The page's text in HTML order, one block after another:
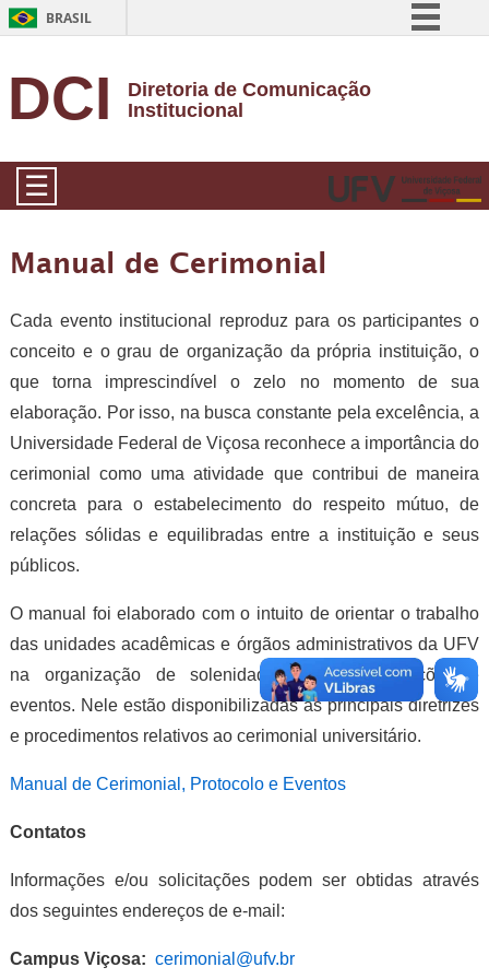
BRASIL
Comunica BR
Acesso à informação
Legislação
DCI
Diretoria de Comunicação
Institucional
☰
Manual de Cerimonial
Cada evento institucional reproduz para os participantes o
conceito e o grau de organização da própria instituição, o
que torna imprescindível o zelo no momento de sua
elaboração. Por isso, na busca constante pela excelência, a
Universidade Federal de Viçosa reconhece a importância do
cerimonial como uma atividade que contribui de maneira
concreta para o estabelecimento do respeito mútuo, de
relações sólidas e equilibradas entre a instituição e seus
públicos.
O manual foi elaborado com o intuito de orientar o trabalho
das unidades acadêmicas e órgãos administrativos da UFV
na organização de solenidades, visitas, recepções e
eventos. Nele estão disponibilizadas as principais diretrizes
e procedimentos relativos ao cerimonial universitário.
Manual de Cerimonial, Protocolo e Eventos
Contatos
Informações e/ou solicitações podem ser obtidas através
dos seguintes endereços de e-mail:
Campus Viçosa: cerimonial@ufv.br